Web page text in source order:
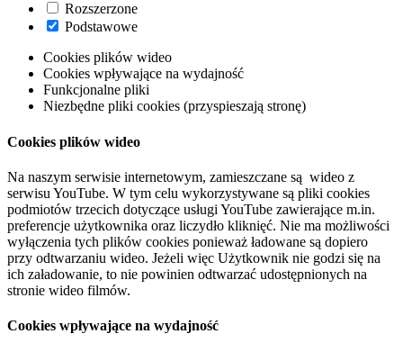
Rozszerzone
Podstawowe
Cookies plików wideo
Cookies wpływające na wydajność
Funkcjonalne pliki
Niezbędne pliki cookies (przyspieszają stronę)
Cookies plików wideo
Na naszym serwisie internetowym, zamieszczane są wideo z
serwisu YouTube. W tym celu wykorzystywane są pliki cookies
podmiotów trzecich dotyczące usługi YouTube zawierające m.in.
preferencje użytkownika oraz liczydło kliknięć. Nie ma możliwości
wyłączenia tych plików cookies ponieważ ładowane są dopiero
przy odtwarzaniu wideo. Jeżeli więc Użytkownik nie godzi się na
ich załadowanie, to nie powinien odtwarzać udostępnionych na
stronie wideo filmów.
Cookies wpływające na wydajność